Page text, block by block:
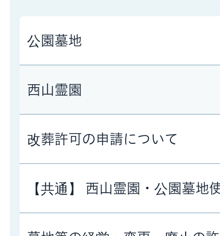
公園墓地
西山霊園
改葬許可の申請について
【共通】 西山霊園・公園墓地